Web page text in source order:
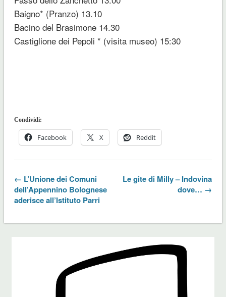
Baigno* (Pranzo) 13.10
Bacino del Brasimone 14.30
Castiglione dei Pepoli * (visita museo) 15:30
Condividi:
Facebook X Reddit
← L’Unione dei Comuni
dell’Appennino Bolognese
aderisce all’Istituto Parri
Le gite di Milly – Indovina
dove… →